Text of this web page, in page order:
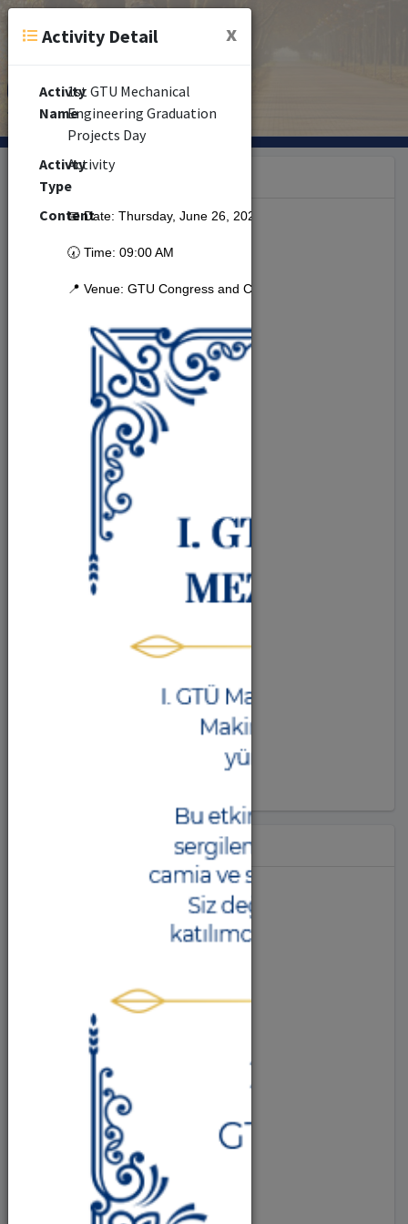
Category
Seminar (379)
Activity (277)
Cinema (4)
Conference (18)
Theater (10)
Concert (8)
Commemoration (1)
#toplumsalkatkı (46)
#girişimcilik (26)
#inovasyon (33)
#liderlik (9)
Activity Detail x
Activty
Name
1st GTU Mechanical
Engineering Graduation
Projects Day
Activty
Type
Activity
Content📅 Date: Thursday, June 26, 2025
🕢 Time: 09:00 AM
📍 Venue: GTU Congress and Cultural Center